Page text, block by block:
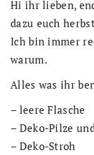
Hi ihr lieben,
dazu euch
Ich bin immer
warum.
Alles was ihr
– leere Flasche
– Deko-Pilze
– Deko-Stroh